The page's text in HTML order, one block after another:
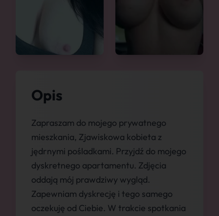
Opis
Zapraszam do mojego prywatnego
mieszkania, Zjawiskowa kobieta z
jędrnymi pośladkami. Przyjdź do mojego
dyskretnego apartamentu. Zdjęcia
oddają mój prawdziwy wygląd.
Zapewniam dyskrecję i tego samego
oczekuję od Ciebie. W trakcie spotkania